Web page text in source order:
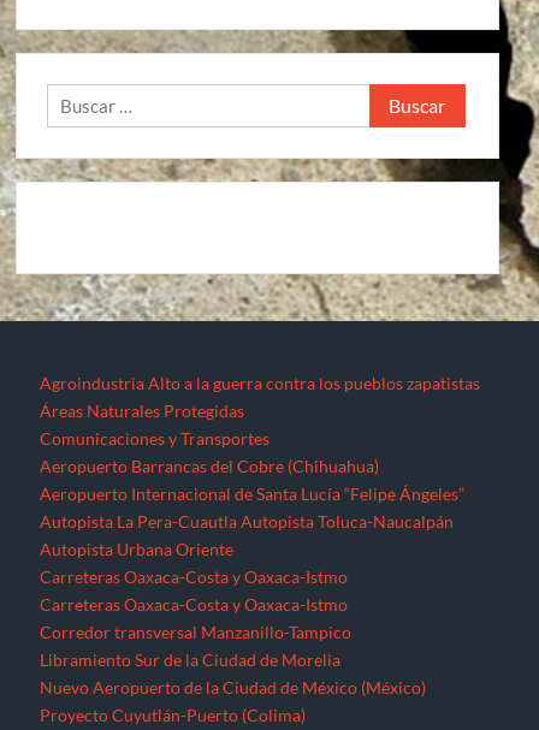
Buscar:
Agroindustria Alto a la guerra contra los pueblos zapatistas
Áreas Naturales Protegidas
Comunicaciones y Transportes
Aeropuerto Barrancas del Cobre (Chihuahua)
Aeropuerto Internacional de Santa Lucía “Felipe Ángeles”
Autopista La Pera-Cuautla Autopista Toluca-Naucalpán
Autopista Urbana Oriente
Carreteras Oaxaca-Costa y Oaxaca-Istmo
Carreteras Oaxaca-Costa y Oaxaca-Istmo
Corredor transversal Manzanillo-Tampico
Libramiento Sur de la Ciudad de Morelia
Nuevo Aeropuerto de la Ciudad de México (México)
Proyecto Cuyutlán-Puerto (Colima)